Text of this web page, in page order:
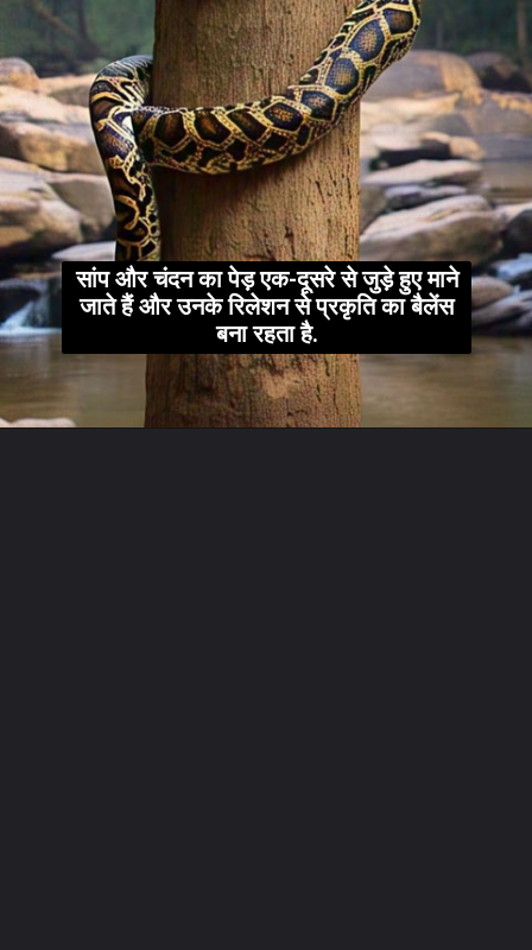
सांप और चंदन का पेड़ एक-दूसरे से जुड़े हुए माने
जाते हैं और उनके रिलेशन से प्रकृति का बैलेंस
बना रहता है.